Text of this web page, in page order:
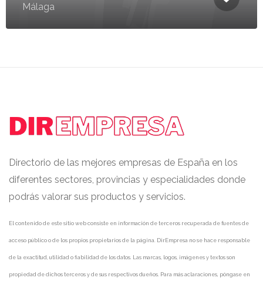
Málaga
Directorio de las mejores empresas de España en los
diferentes sectores, provincias y especialidades donde
podrás valorar sus productos y servicios.
El contenido de este sitio web consiste en información de terceros recuperada de fuentes de
acceso público o de los propios propietarios de la página. DirEmpresa no se hace responsable
de la exactitud, utilidad o fiabilidad de los datos. Las marcas, logos, imágenes y textos son
propiedad de dichos terceros y de sus respectivos dueños. Para más aclaraciones, póngase en